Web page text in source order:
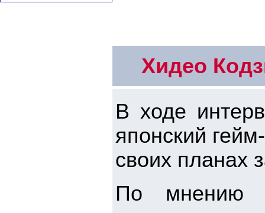
Хидео
В ходе
японский
своих планах
По мнению